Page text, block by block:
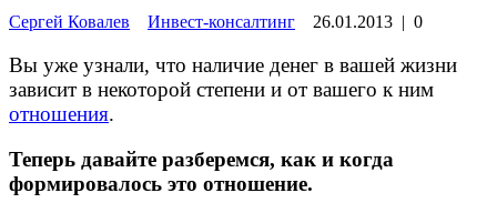
Сергей Ковалев Инвест-консалтинг 26.01.2013 | 0
Вы уже узнали, что наличие денег в вашей жизни
зависит в некоторой степени и от вашего к ним
отношения.
Теперь давайте разберемся, как и когда
формировалось это отношение.